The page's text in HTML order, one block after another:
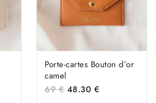
Porte-cartes Bouton d’or
camel
69€ 48.30 €